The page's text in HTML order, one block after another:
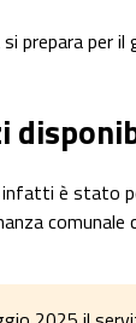
prepara per il
è stato